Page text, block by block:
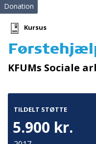
PREGO
Donation
Kursus
KFUMs Sociale
TILDELT STØTTE
5.900 kr.